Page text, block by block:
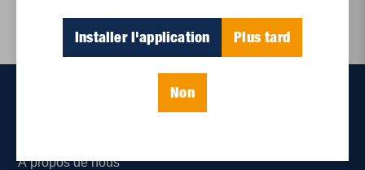
Installer l'application Plus tard
Non
À propos de nous